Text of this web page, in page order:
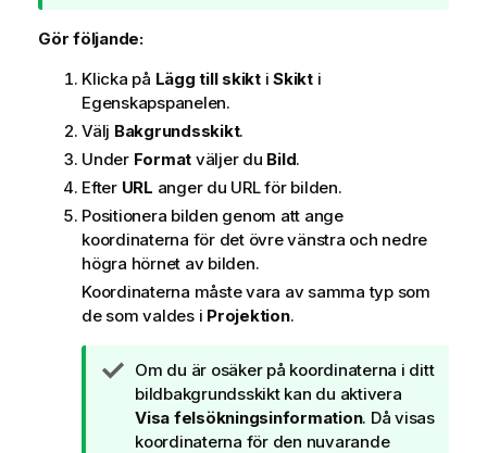
n
o
m
t
i
s
Gör följande:
Klicka på Lägg till skikti Skikti
Egenskapspanelen.
Välj Bakgrundsskikt.
Under Format väljer du Bild.
Efter URL anger du URL för bilden.
Positionera bilden genom att ange
koordinaterna för det övre vänstra och nedre
högra hörnet av bilden.
Koordinaterna måste vara av samma typ som
de som valdes i Projektion.
A
n
t
e
Om du är osäker på koordinaterna i ditt
bildbakgrundsskikt kan du aktivera
Visa felsökningsinformation. Då visas
koordinaterna för den nuvarande